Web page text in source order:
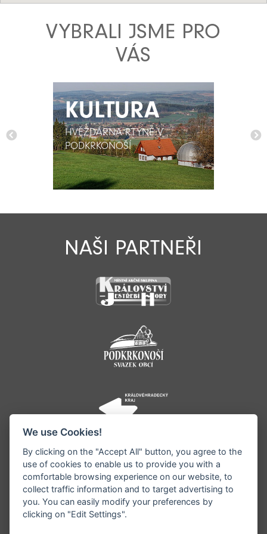
VYBRALI JSME PRO
VÁS
KULTURA
HVĚZDÁRNA RTYNĚ V
PODKRKONOŠÍ
KULTURA
HVĚZDÁRNA RTYNĚ V
PODKRKONOŠÍ
NAŠI PARTNEŘI
©1996 - 2026 Všechna práva vyhrazena serveru
We use Cookies!
By clicking on the "Accept All" button, you agree to the
use of cookies to enable us to provide you with a
comfortable browsing experience on our website, to
collect traffic information and to target advertising to
you. You can easily modify your preferences by
clicking on "Edit Settings".